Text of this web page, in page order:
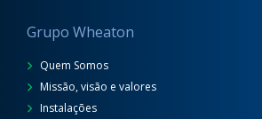
Grupo Wheaton
Quem Somos
Missão, visão e valores
Instalações